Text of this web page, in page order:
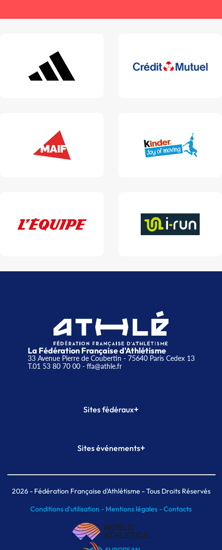
La Fédération Française d'Athlétisme
33 Avenue Pierre de Coubertin - 75640 Paris Cedex 13
T.01 53 80 70 00- ffa@athle.fr
Sites fédéraux+
Plateforme Formation
Sites événements+
Meeting de Paris indoor
MAIF Ekiden de Paris
2026- Fédération Française d'Athlétisme - Tous Droits Réservés
Conditions d'utilisation - Mentions légales -Contacts